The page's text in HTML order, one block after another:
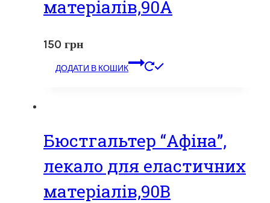
матеріалів,90А
150 грн
ДОДАТИ В КОШИК
Бюстгальтер “Афіна”,
лекало для еластичних
матеріалів,90В